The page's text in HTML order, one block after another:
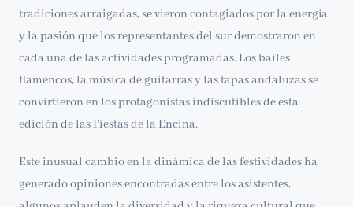
tradiciones arraigadas, se vieron contagiados por la energía
y la pasión que los representantes del sur demostraron en
cada una de las actividades programadas. Los bailes
flamencos, la música de guitarras y las tapas andaluzas se
convirtieron en los protagonistas indiscutibles de esta
edición de las Fiestas de la Encina.
Este inusual cambio en la dinámica de las festividades ha
generado opiniones encontradas entre los asistentes,